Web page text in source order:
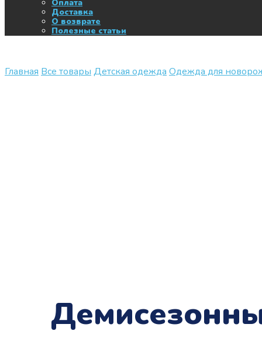
Оплата
Доставка
О возврате
Полезные статьи
Главная Все товары Детская одежда Одежда для